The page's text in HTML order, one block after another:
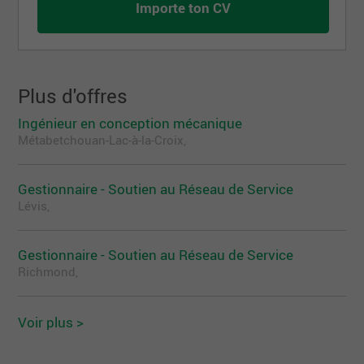
structural modifications.
Long Description
aerospace engineering
You have a minimum of five (5) years of proven
experience in Repairs for the aerospace
industry (In-service, MAP/MRB).
Enovia and PLM configuration.
You are comfortable in questioning aircraft
structure repairs.
You are an upbeat person with excellent
Importe ton CV
Plus d'offres
Ingénieur en conception mécanique
Métabetchouan-Lac-à-la-Croix,
Gestionnaire - Soutien au Réseau de Service
Lévis,
Gestionnaire - Soutien au Réseau de Service
Richmond,
Voir plus >